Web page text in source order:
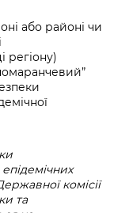
або районі чи
регіону)
комісії
та